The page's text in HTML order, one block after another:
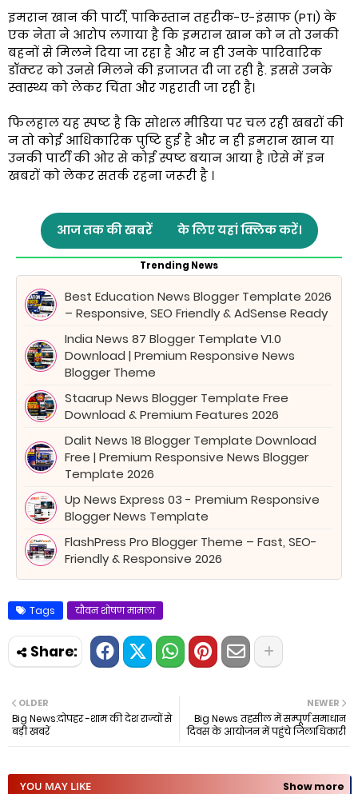
इमरान खान की पार्टी, पाकिस्तान तहरीक-ए-इंसाफ (PTI) के
एक नेता ने आरोप लगाया है कि इमरान खान को न तो उनकी
बहनों से मिलने दिया जा रहा है और न ही उनके पारिवारिक
डॉक्टर को उनसे मिलने की इजाजत दी जा रही है. इससे उनके
स्वास्थ्य को लेकर चिंता और गहराती जा रही है।
फिलहाल यह स्पष्ट है कि सोशल मीडिया पर चल रही खबरों की
न तो कोई आधिकारिक पुष्टि हुई है और न ही इमरान खान या
उनकी पार्टी की ओर से कोई स्पष्ट बयान आया है ।ऐसे में इन
खबरों को लेकर सतर्क रहना जरूरी है ।
आज तक की खबरें के लिए यहां क्लिक करें।
Trending News
Best Education News Blogger Template 2026
– Responsive, SEO Friendly & AdSense Ready
India News 87 Blogger Template V1.0
Download | Premium Responsive News
Blogger Theme
Staarup News Blogger Template Free
Download & Premium Features 2026
Dalit News 18 Blogger Template Download
Free | Premium Responsive News Blogger
Template 2026
Up News Express 03 - Premium Responsive
Blogger News Template
FlashPress Pro Blogger Theme – Fast, SEO-
Friendly & Responsive 2026
Tags यौवन शोषण मामला
NEWER
Big News तहसील में सम्पूर्ण समाधान
दिवस के आयोजन में पहुंचे जिलाधिकारी
OLDER
Big News:दोपहर -शाम की देश राज्यों से
बड़ी खबरें
YOU MAY LIKE Show more